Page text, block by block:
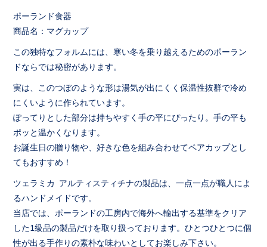
ポーランド食器
商品名：マグカップ
この独特なフォルムには、寒い冬を乗り越えるためのポーラン
ドならでは秘密があります。
実は、このつぼのような形は湯気が出にくく保温性抜群で冷め
にくいように作られています。
ぽってりとした部分は持ちやすく手の平にぴったり。手の平も
ポッと温かくなります。
お誕生日の贈り物や、好きな色を組み合わせてペアカップとし
てもおすすめ！
ツェラミカ アルティスティチナの製品は、一点一点が職人によ
るハンドメイドです。
当店では、ポーランドの工房内で海外へ輸出する基準をクリア
した1級品の製品だけを取り扱っております。ひとつひとつに個
性が出る手作りの素朴な味わいとしてお楽しみ下さい。